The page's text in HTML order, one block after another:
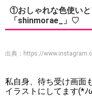
①おしゃれな色使い
「shinmorae_」♡
出典： https://
私自身、待ち受け画面
イラストにしてます(*ﾉ